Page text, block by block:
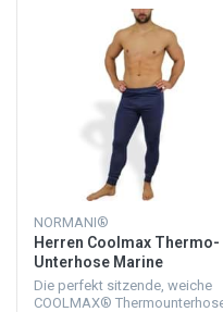
NORMANI®
Herren Coolmax Thermo-
Unterhose Marine
Die perfekt sitzende, weiche
COOLMAX®